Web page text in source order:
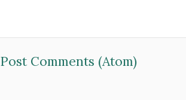
Post Comments (Atom)